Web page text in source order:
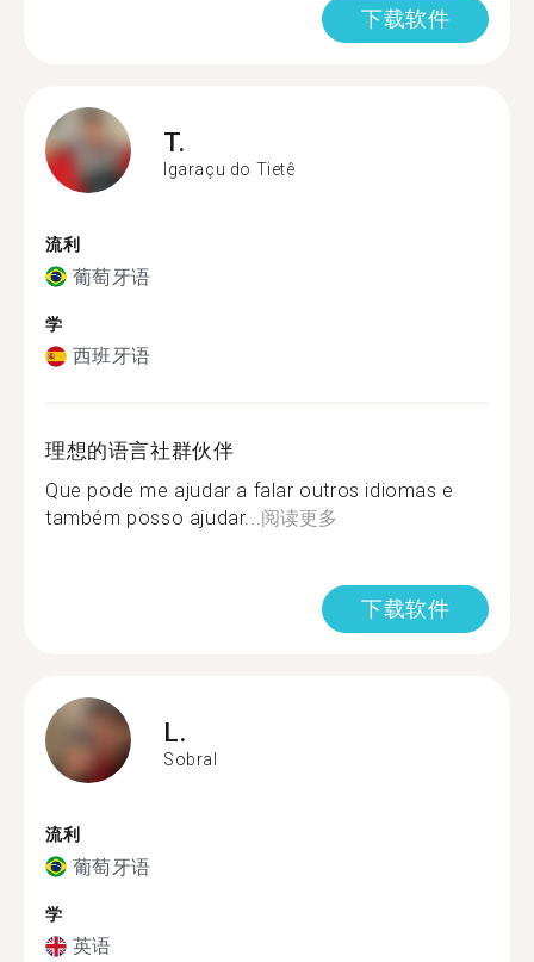
下载软件
T.
Igaraçu do Tietê
流利
葡萄牙语
学
西班牙语
理想的语言社群伙伴
Que pode me ajudar a falar outros idiomas e
também posso ajudar...阅读更多
下载软件
L.
Sobral
流利
葡萄牙语
学
英语